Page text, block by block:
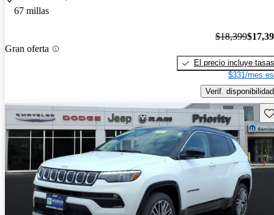
67 millas
Gran oferta
$18,399
El precio incluye tasas
$331/mes
Verif. disponibilidad